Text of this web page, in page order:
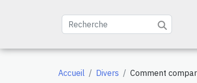
Accueil Divers Comment